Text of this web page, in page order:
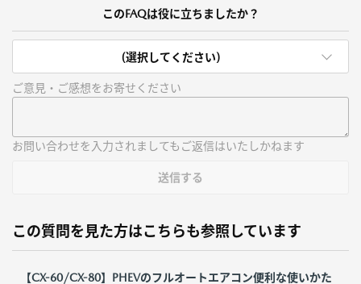
このFAQは役に立ちましたか？
(選択してください)
ご意見・ご感想をお寄せください
お問い合わせを入力されましてもご返信はいたしかねます
送信する
この質問を見た方はこちらも参照しています
【CX-60/CX-80】PHEVのフルオートエアコン便利な使いかた